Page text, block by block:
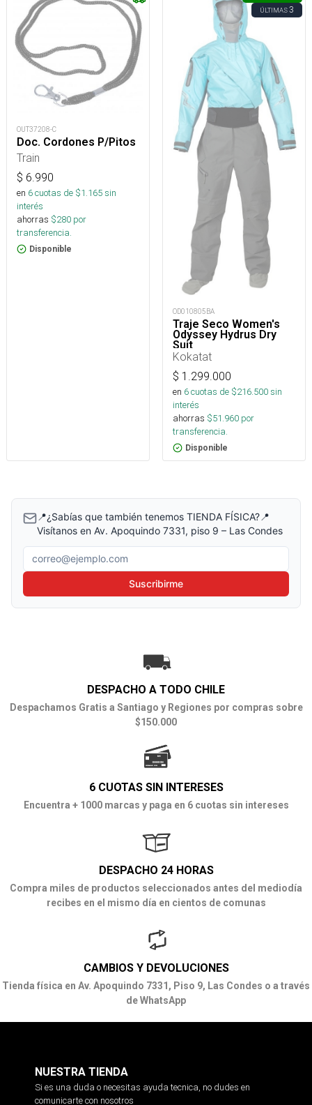
OUT37208-C
Doc. Cordones P/Pitos
Train
$ 6.990
en 6cuotas de $1.165sin
interés
ahorras $280 por
transferencia.
Disponible
ÚLTIMAS3
OD010805BA
Traje Seco Women's
Odyssey Hydrus Dry
Suit
Kokatat
$ 1.299.000
en 6cuotas de $216.500sin
interés
ahorras $51.960 por
transferencia.
Disponible
📍¿Sabías que también tenemos TIENDA FÍSICA?📍
Visítanos en Av. Apoquindo 7331, piso 9 – Las Condes
Correo electrónico
Suscribirme
DESPACHO A TODO CHILE
Despachamos Gratis a Santiago y Regiones por compras sobre
$150.000
6 CUOTAS SIN INTERESES
Encuentra + 1000 marcas y paga en 6 cuotas sin intereses
DESPACHO 24 HORAS
Compra miles de productos seleccionados antes del mediodía
recibes en el mismo día en cientos de comunas
CAMBIOS Y DEVOLUCIONES
Tienda física en Av. Apoquindo 7331, Piso 9, Las Condes o a través
de WhatsApp
NUESTRA TIENDA
Si es una duda o necesitas ayuda tecnica, no dudes en
comunicarte con nosotros